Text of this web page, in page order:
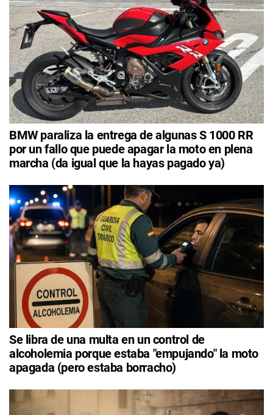
BMW paraliza la entrega de algunas S 1000 RR
por un fallo que puede apagar la moto en plena
marcha (da igual que la hayas pagado ya)
Se libra de una multa en un control de
alcoholemia porque estaba "empujando" la moto
apagada (pero estaba borracho)